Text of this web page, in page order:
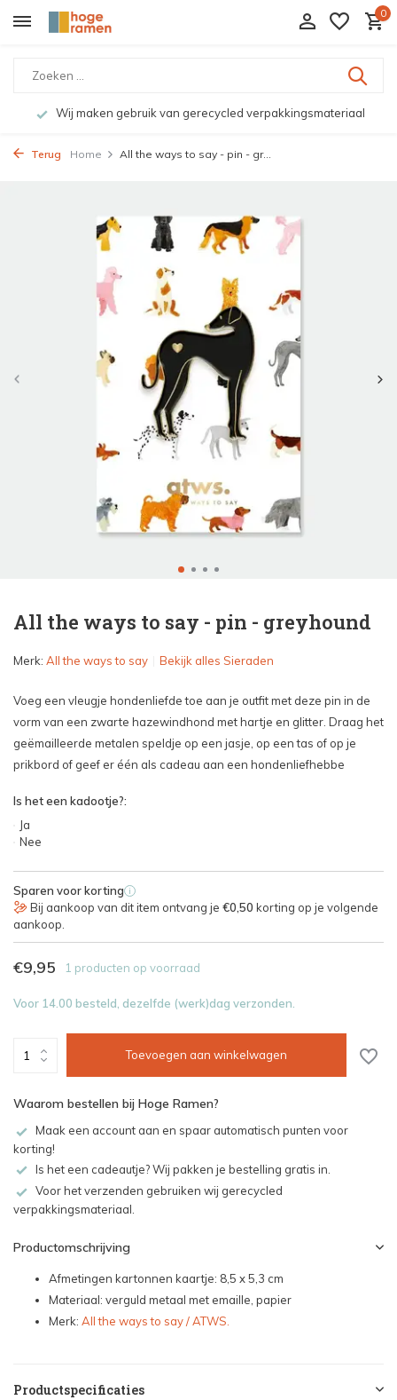
0
Wij maken gebruik van gerecycled verpakkingsmateriaal
Terug Home All the ways to say - pin - gr...
All the ways to say - pin - greyhound
Merk: All the ways to say Bekijk alles Sieraden
Voeg een vleugje hondenliefde toe aan je outfit met deze pin in de
vorm van een zwarte hazewindhond met hartje en glitter. Draag het
geëmailleerde metalen speldje op een jasje, op een tas of op je
prikbord of geef er één als cadeau aan een hondenliefhebbe
Is het een kadootje?:
Ja
Nee
Sparen voor korting i
Bij aankoop van dit item ontvang je €0,50 korting op je volgende
aankoop.
€9,95 1 producten op voorraad
Voor 14.00 besteld, dezelfde (werk)dag verzonden.
Toevoegen aan winkelwagen
Waarom bestellen bij Hoge Ramen?
Maak een account aan en spaar automatisch punten voor
korting!
Is het een cadeautje? Wij pakken je bestelling gratis in.
Voor het verzenden gebruiken wij gerecycled
verpakkingsmateriaal.
Productomschrijving
Afmetingen kartonnen kaartje: 8,5 x 5,3 cm
Materiaal: verguld metaal met emaille, papier
Merk: All the ways to say / ATWS.
Productspecificaties